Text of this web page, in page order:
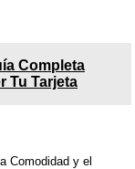
Completa
Tu Tarjeta
Comodidad y el